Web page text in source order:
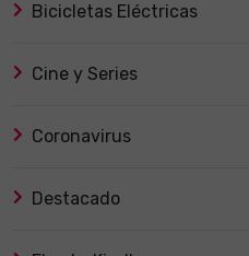
Bicicletas Eléctricas
Cine y Series
Coronavirus
Destacado